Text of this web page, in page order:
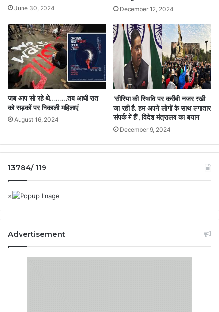
June 30, 2024 December 12, 2024
जब आप सो रहे थे………तब आधी रात
को सड़कों पर निकाली महिलाएं
August 16, 2024
‘सीरिया की स्थिति पर करीबी नजर रखी
जा रही है, हम अपने लोगों के साथ लगातार
संपर्क में हैं’, विदेश मंत्रालय का बयान
December 9, 2024
13784/ 119
Advertisement